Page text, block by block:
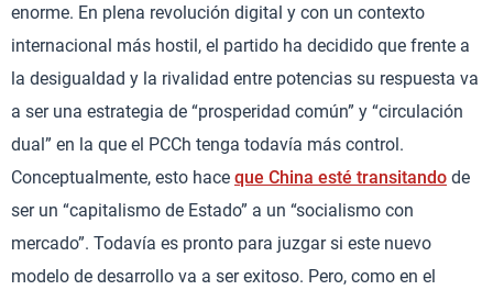
enorme. En plena revolución digital y con un contexto
internacional más hostil, el partido ha decidido que frente a
la desigualdad y la rivalidad entre potencias su respuesta va
a ser una estrategia de “prosperidad común” y “circulación
dual” en la que el PCCh tenga todavía más control.
Conceptualmente, esto hace que China esté transitando de
ser un “capitalismo de Estado” a un “socialismo con
mercado”. Todavía es pronto para juzgar si este nuevo
modelo de desarrollo va a ser exitoso. Pero, como en el